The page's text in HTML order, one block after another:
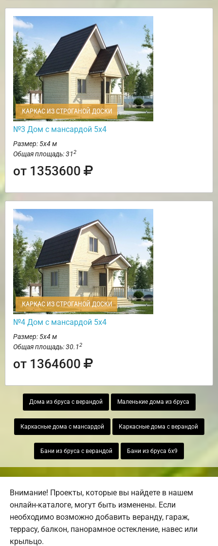
КАРКАС ИЗ СТРОГАНОЙ ДОСКИ
№3 Дом с мансардой 5х4
Размер: 5х4 м
Общая площадь: 312
от 1353600
КАРКАС ИЗ СТРОГАНОЙ ДОСКИ
№4 Дом с мансардой 5х4
Размер: 5х4 м
Общая площадь: 30.12
от 1364600
Дома из бруса с верандой Маленькие дома из бруса
Каркасные дома с мансардой Каркасные дома с верандой
Бани из бруса с верандой Бани из бруса 6х9
Внимание! Проекты, которые вы найдете в нашем
онлайн-каталоге, могут быть изменены. Если
необходимо возможно добавить веранду, гараж,
террасу, балкон, панорамное остекление, навес или
крыльцо.